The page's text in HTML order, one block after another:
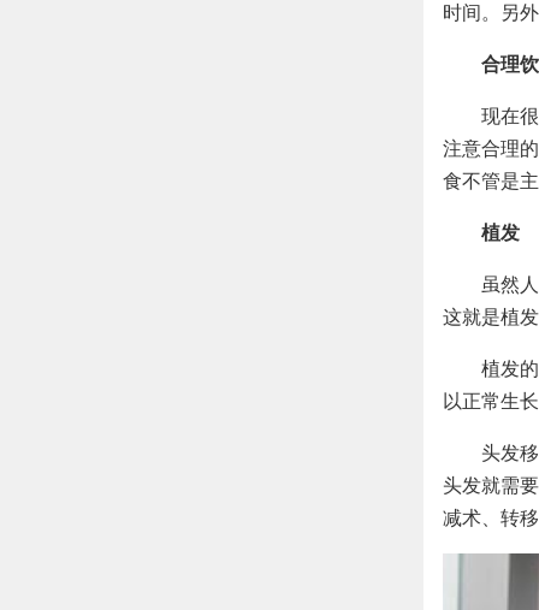
时间。另
合理
现在
注意合理
食不管是
植发
虽然
这就是植
植发
以正常生
头发
头发就需
减术、转